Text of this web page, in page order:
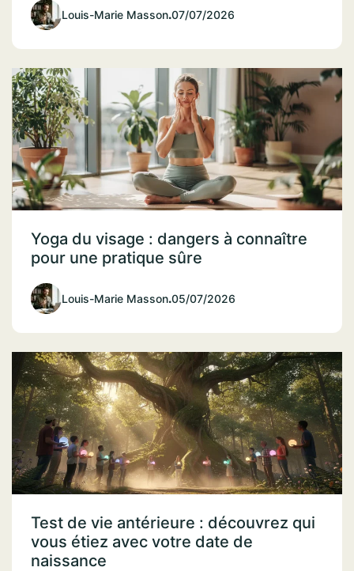
Louis-Marie Masson.07/07/2026
Yoga du visage : dangers à connaître
pour une pratique sûre
Louis-Marie Masson.05/07/2026
Test de vie antérieure : découvrez qui
vous étiez avec votre date de
naissance